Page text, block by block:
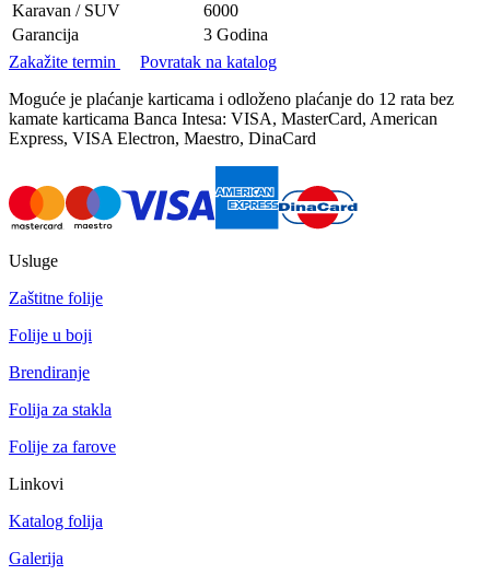
Karavan / SUV
6000
Garancija
3 Godina
Zakažite termin
Povratak na katalog
Moguće je plaćanje karticama i odloženo plaćanje do 12 rata bez
kamate karticama Banca Intesa: VISA, MasterCard, American
Express, VISA Electron, Maestro, DinaCard
Usluge
Zaštitne folije
Folije u boji
Brendiranje
Folija za stakla
Folije za farove
Linkovi
Katalog folija
Galerija